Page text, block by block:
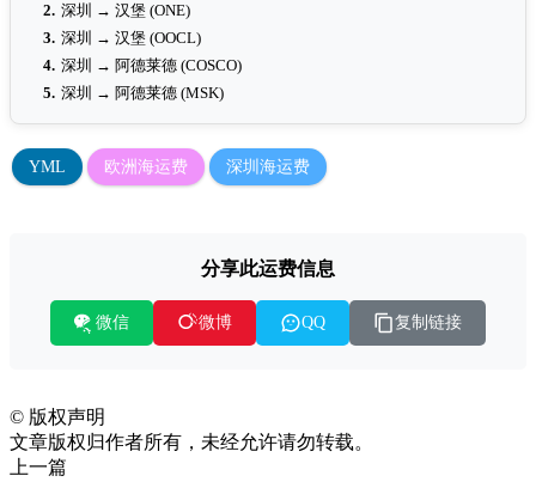
2. 深圳 → 汉堡 (ONE)
3. 深圳 → 汉堡 (OOCL)
4. 深圳 → 阿德莱德 (COSCO)
5. 深圳 → 阿德莱德 (MSK)
YML 欧洲海运费 深圳海运费
分享此运费信息
微信 微博 QQ 复制链接
© 版权声明
文章版权归作者所有，未经允许请勿转载。
上一篇